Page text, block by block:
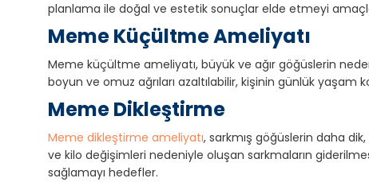
planlama ile doğal ve estetik sonuçlar elde etmeyi
Meme Küçültme Ameliyatı
Meme küçültme ameliyatı, büyük ve ağır göğüslerin
boyun ve omuz ağrıları azaltılabilir, kişinin günlük
Meme Dikleştirme
Meme dikleştirme ameliyatı, sarkmış göğüslerin daha
ve kilo değişimleri nedeniyle oluşan sarkmaların
sağlamayı hedefler.